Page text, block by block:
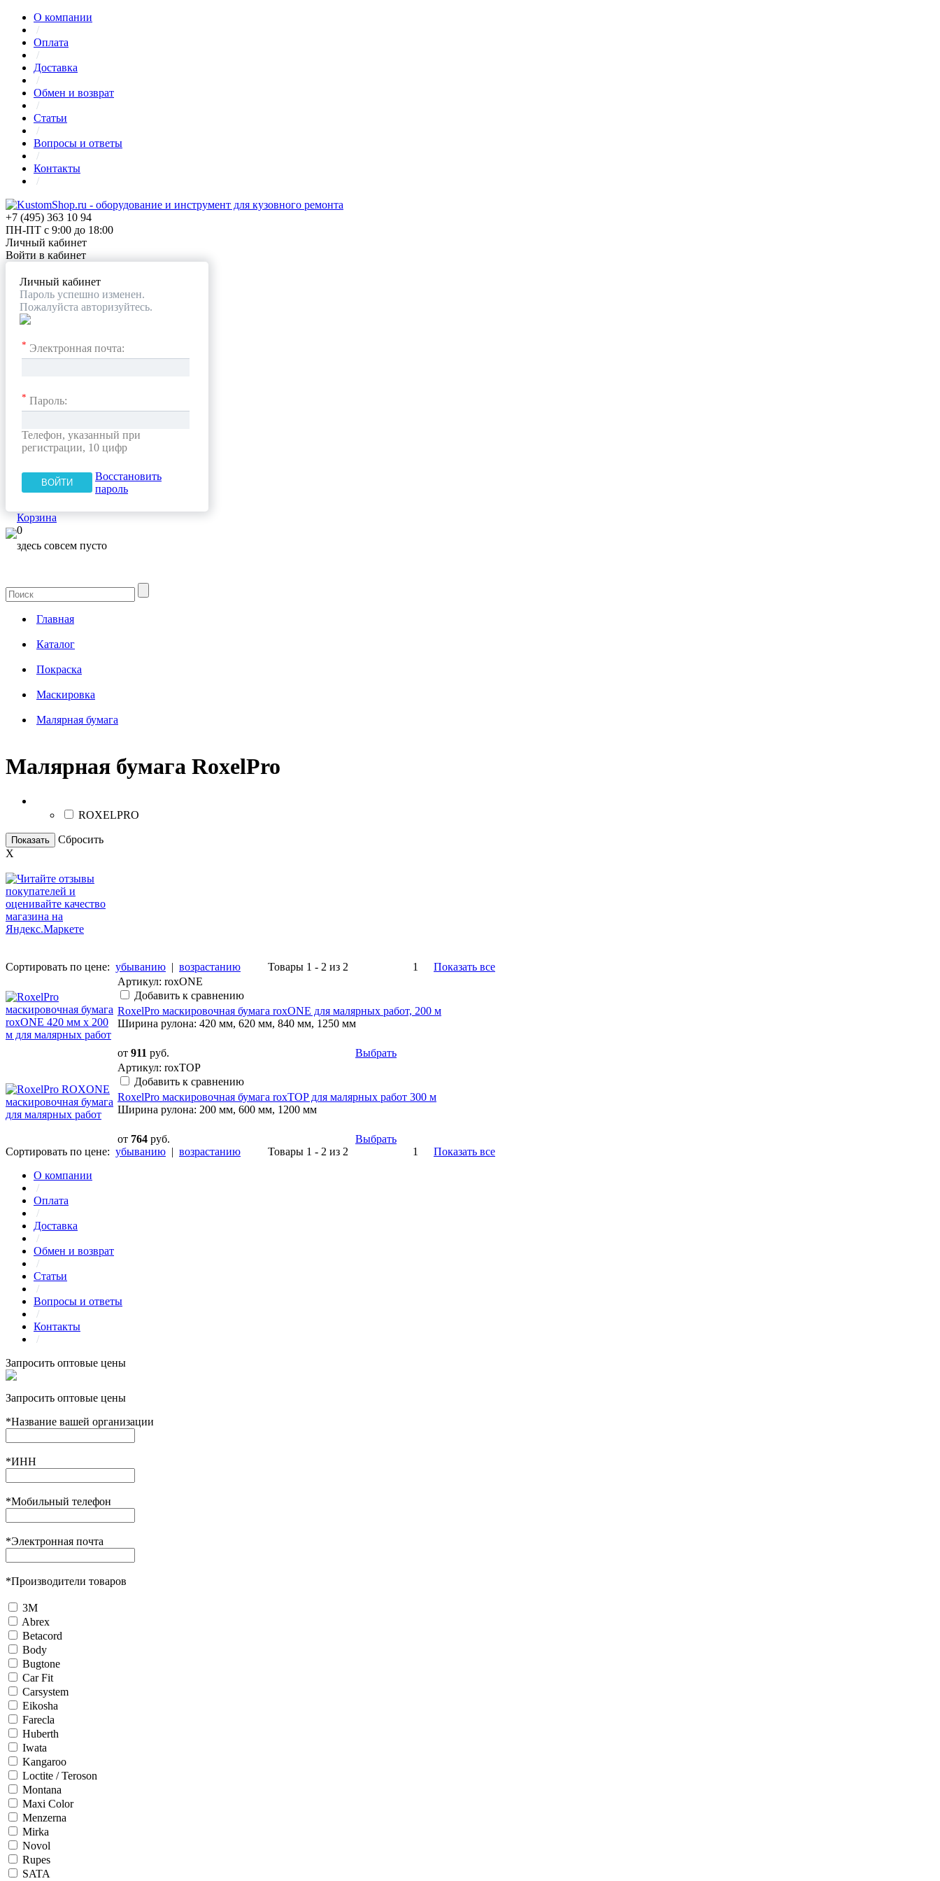
О компании
/
Оплата
/
Доставка
/
Обмен и возврат
/
Статьи
/
Вопросы и ответы
/
Контакты
/
+7 (495) 363 10 94
ПН-ПТ с 9:00 до 18:00
Личный кабинет
Войти в кабинет
Личный кабинет
Пароль успешно изменен.
Пожалуйста авторизуйтесь.
* Электронная почта:
* Пароль:
Телефон, указанный при
регистрации, 10 цифр
Восстановить
пароль
Корзина
0
здесь совсем пусто
Главная
Каталог
Покраска
Маскировка
Малярная бумага
Малярная бумага RoxelPro
ROXELPRO
Показать
Сбросить
X
Сортировать по цене: убыванию | возрастанию Товары 1 - 2 из 2 1
Показать все
Артикул: roxONE
Добавить к сравнению
RoxelPro маскировочная бумага roxONE для малярных работ, 200 м
Ширина рулона: 420 мм, 620 мм, 840 мм, 1250 мм
от 911 руб.
Выбрать
Артикул: roxTOP
Добавить к сравнению
RoxelPro маскировочная бумага roxTOP для малярных работ 300 м
Ширина рулона: 200 мм, 600 мм, 1200 мм
от 764 руб.
Выбрать
Сортировать по цене: убыванию | возрастанию Товары 1 - 2 из 2 1
Показать все
О компании
/
Оплата
/
Доставка
/
Обмен и возврат
/
Статьи
/
Вопросы и ответы
/
Контакты
/
Запросить оптовые цены
Запросить оптовые цены
*Название вашей организации
*ИНН
*Мобильный телефон
*Электронная почта
*Производители товаров
3М
Abrex
Betacord
Body
Bugtone
Car Fit
Carsystem
Eikosha
Farecla
Huberth
Iwata
Kangaroo
Loctite / Teroson
Montana
Maxi Color
Menzerna
Mirka
Novol
Rupes
SATA